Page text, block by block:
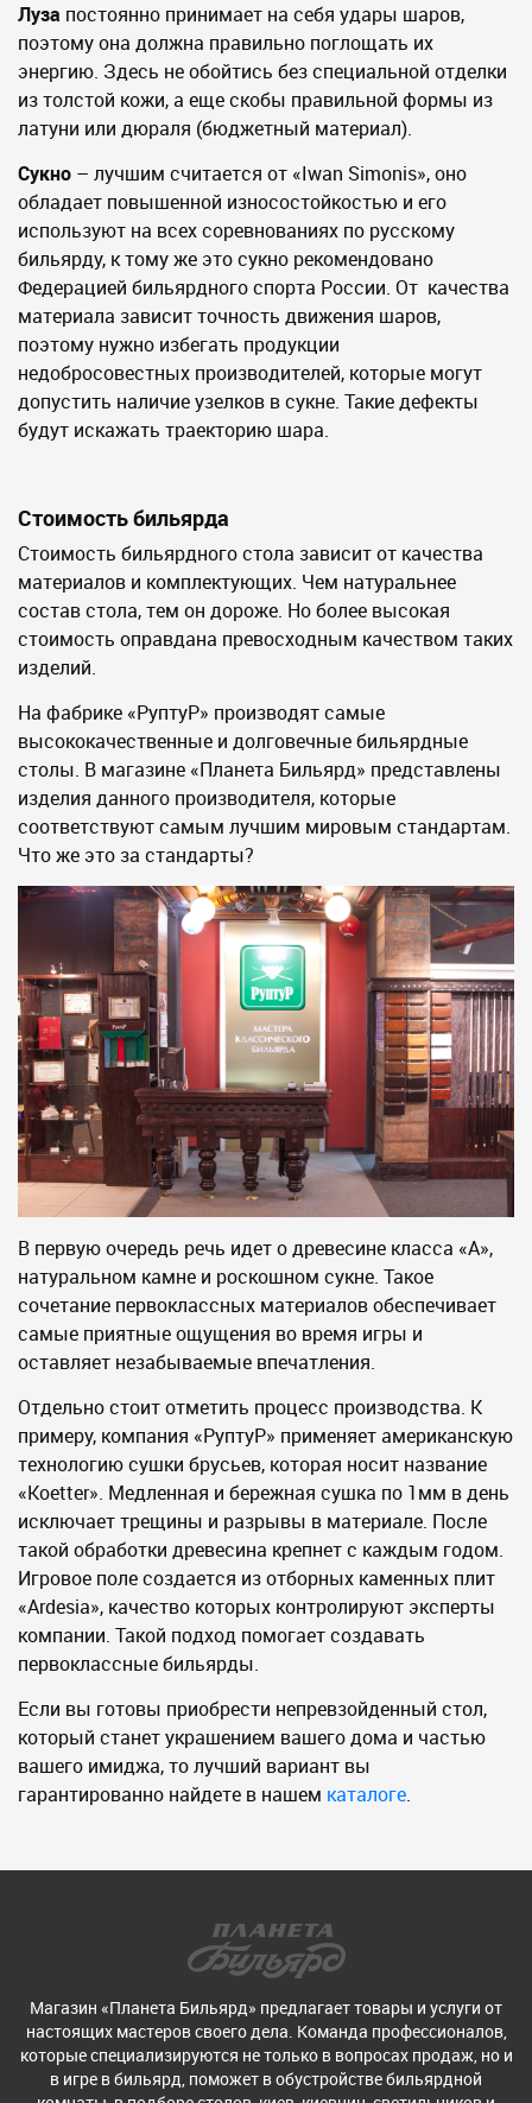
Луза постоянно принимает на себя удары шаров,
поэтому она должна правильно поглощать их
энергию. Здесь не обойтись без специальной отделки
из толстой кожи, а еще скобы правильной формы из
латуни или дюраля (бюджетный материал).
Сукно – лучшим считается от «Iwan Simonis», оно
обладает повышенной износостойкостью и его
используют на всех соревнованиях по русскому
бильярду, к тому же это сукно рекомендовано
Федерацией бильярдного спорта России. От качества
материала зависит точность движения шаров,
поэтому нужно избегать продукции
недобросовестных производителей, которые могут
допустить наличие узелков в сукне. Такие дефекты
будут искажать траекторию шара.
Стоимость бильярда
Стоимость бильярдного стола зависит от качества
материалов и комплектующих. Чем натуральнее
состав стола, тем он дороже. Но более высокая
стоимость оправдана превосходным качеством таких
изделий.
На фабрике «РуптуР» производят самые
высококачественные и долговечные бильярдные
столы. В магазине «Планета Бильярд» представлены
изделия данного производителя, которые
соответствуют самым лучшим мировым стандартам.
Что же это за стандарты?
В первую очередь речь идет о древесине класса «А»,
натуральном камне и роскошном сукне. Такое
сочетание первоклассных материалов обеспечивает
самые приятные ощущения во время игры и
оставляет незабываемые впечатления.
Отдельно стоит отметить процесс производства. К
примеру, компания «РуптуР» применяет американскую
технологию сушки брусьев, которая носит название
«Koetter». Медленная и бережная сушка по 1мм в день
исключает трещины и разрывы в материале. После
такой обработки древесина крепнет с каждым годом.
Игровое поле создается из отборных каменных плит
«Ardesia», качество которых контролируют эксперты
компании. Такой подход помогает создавать
первоклассные бильярды.
Если вы готовы приобрести непревзойденный стол,
который станет украшением вашего дома и частью
вашего имиджа, то лучший вариант вы
гарантированно найдете в нашем каталоге.
Магазин «Планета Бильярд» предлагает товары и услуги от
настоящих мастеров своего дела. Команда профессионалов,
которые специализируются не только в вопросах продаж, но и
в игре в бильярд, поможет в обустройстве бильярдной